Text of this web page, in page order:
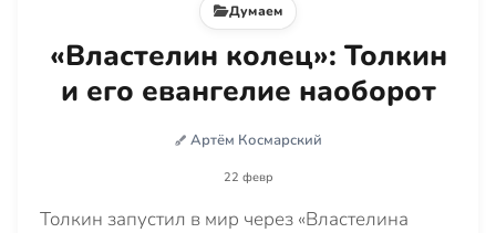
Думаем
«Властелин колец»: Толкин
и его евангелие наоборот
Артём Космарский
22 февр
Толкин запустил в мир через «Властелина